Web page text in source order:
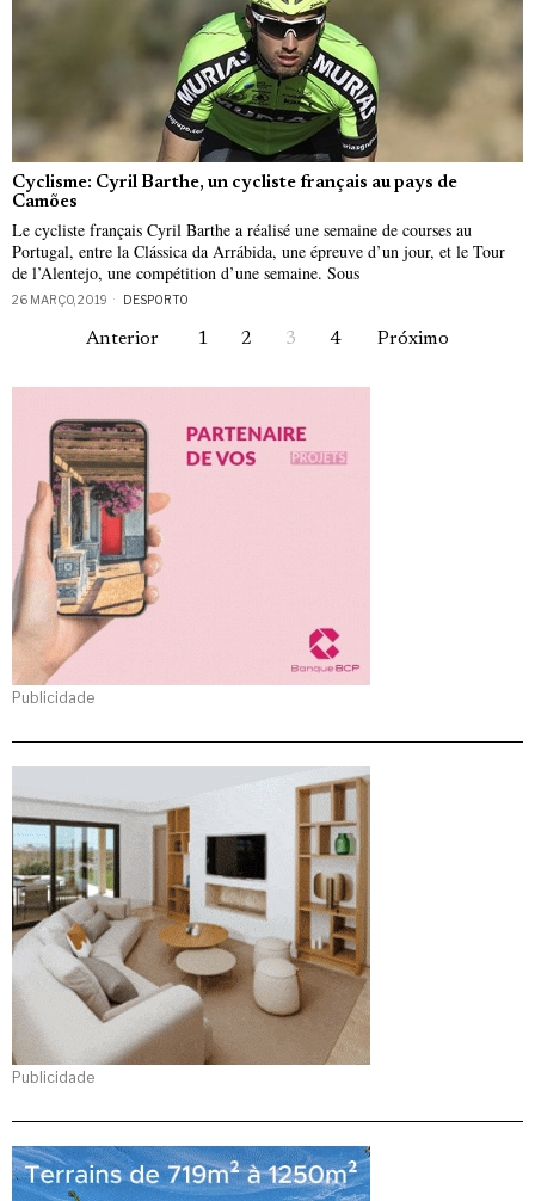
Cyclisme: Cyril Barthe, un cycliste français au pays de
Camões
Le cycliste français Cyril Barthe a réalisé une semaine de courses au
Portugal, entre la Clássica da Arrábida, une épreuve d’un jour, et le Tour
de l’Alentejo, une compétition d’une semaine. Sous
26 MARÇO, 2019 DESPORTO
Anterior 1 2 3 4 Próximo
Publicidade
Publicidade